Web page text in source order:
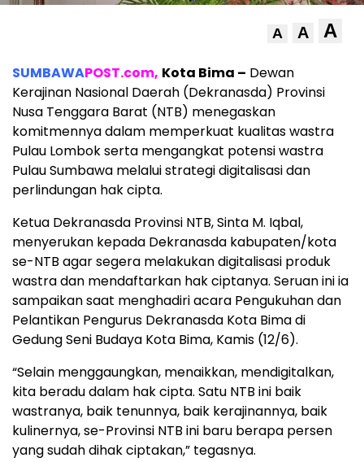
A A A
SUMBAWAPOST.com, Kota Bima – Dewan
Kerajinan Nasional Daerah (Dekranasda) Provinsi
Nusa Tenggara Barat (NTB) menegaskan
komitmennya dalam memperkuat kualitas wastra
Pulau Lombok serta mengangkat potensi wastra
Pulau Sumbawa melalui strategi digitalisasi dan
perlindungan hak cipta.
Ketua Dekranasda Provinsi NTB, Sinta M. Iqbal,
menyerukan kepada Dekranasda kabupaten/kota
se-NTB agar segera melakukan digitalisasi produk
wastra dan mendaftarkan hak ciptanya. Seruan ini ia
sampaikan saat menghadiri acara Pengukuhan dan
Pelantikan Pengurus Dekranasda Kota Bima di
Gedung Seni Budaya Kota Bima, Kamis (12/6).
“Selain menggaungkan, menaikkan, mendigitalkan,
kita beradu dalam hak cipta. Satu NTB ini baik
wastranya, baik tenunnya, baik kerajinannya, baik
kulinernya, se-Provinsi NTB ini baru berapa persen
yang sudah dihak ciptakan,” tegasnya.